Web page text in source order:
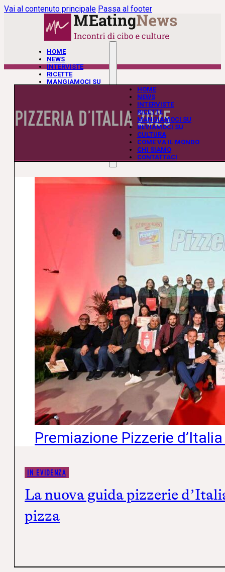
Vai al contenuto principale Passa al footer
HOME
NEWS
INTERVISTE
RICETTE
MANGIAMOCI SU
CHI SIAMO
CONTATTACI
HOME
NEWS
INTERVISTE
RICETTE
MANGIAMOCI SU
BEVIAMOCI SU
CULTURA
COME VA IL MONDO
CHI SIAMO
CONTATTACI
PIZZERIA D’ITALIA 2025
Premiazione Pizzerie
IN EVIDENZA
La nuova guida pizzerie
pizza